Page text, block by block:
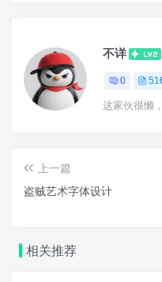
不详
0
这家伙很懒
上一篇
盗贼艺术字体设计
相关推荐